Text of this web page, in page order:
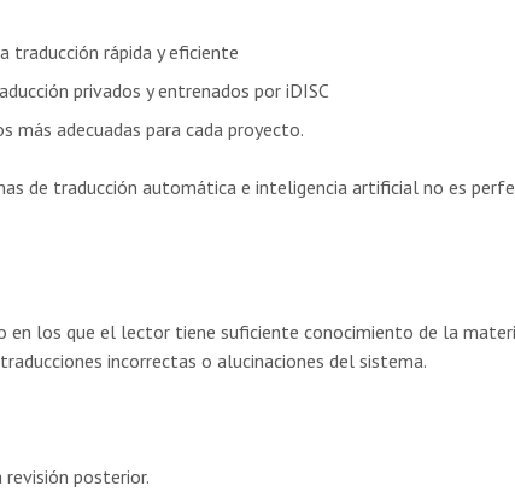
traducción rápida y eficiente
privados y entrenados por iDISC
más adecuadas para cada proyecto.
de traducción automática e inteligencia artificial no es
los que el lector tiene suficiente conocimiento de la
incorrectas o alucinaciones del sistema.
revisión posterior.